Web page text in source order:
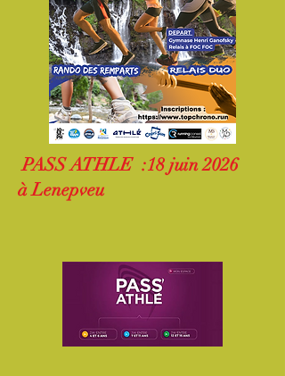
PASS ATHLE :18 juin 2026
à Lenepveu